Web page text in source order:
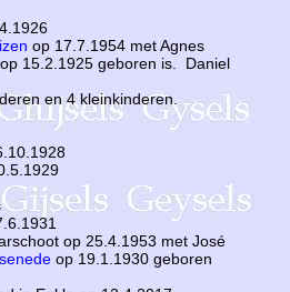
op 17.7.1954 met Agnes
15.2.1925 geboren is. Daniel
en 4 kleinkinderen.
op 25.4.1953 met José
op 19.1.1930 geboren